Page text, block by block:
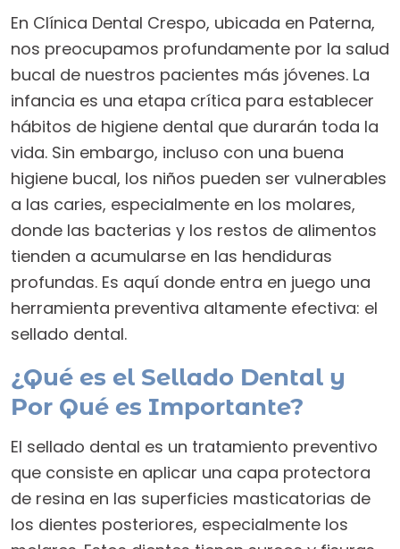
En Clínica Dental Crespo, ubicada en Paterna,
nos preocupamos profundamente por la salud
bucal de nuestros pacientes más jóvenes. La
infancia es una etapa crítica para establecer
hábitos de higiene dental que durarán toda la
vida. Sin embargo, incluso con una buena
higiene bucal, los niños pueden ser vulnerables
a las caries, especialmente en los molares,
donde las bacterias y los restos de alimentos
tienden a acumularse en las hendiduras
profundas. Es aquí donde entra en juego una
herramienta preventiva altamente efectiva: el
sellado dental.
¿Qué es el Sellado Dental y
Por Qué es Importante?
El sellado dental es un tratamiento preventivo
que consiste en aplicar una capa protectora
de resina en las superficies masticatorias de
los dientes posteriores, especialmente los